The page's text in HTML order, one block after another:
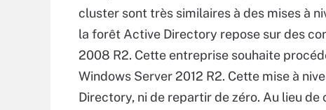
cluster sont très similaires à des mises à
la forêt Active Directory repose sur des
2008 R2. Cette entreprise souhaite
Windows Server 2012 R2. Cette mise à
Directory, ni de repartir de zéro. Au lieu